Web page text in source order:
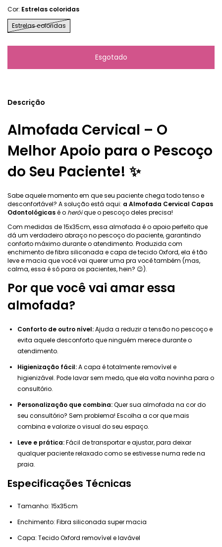
Cor: Estrelas coloridas
Estrelas coloridas
Descrição
Almofada Cervical – O
Melhor Apoio para o Pescoço
do Seu Paciente! ✨
Sabe aquele momento em que seu paciente chega todo tenso e
desconfortável? A solução está aqui: a Almofada Cervical Capas
Odontológicasé o heróique o pescoço deles precisa!
Com medidas de 15x35cm, essa almofada é o apoio perfeito que
dá um verdadeiro abraço no pescoço do paciente, garantindo
conforto máximo durante o atendimento. Produzida com
enchimento de fibra siliconada e capa de tecido Oxford, ela é tão
leve e macia que você vai querer uma pra você também (mas,
calma, essa é só para os pacientes, hein? 😉).
Por que você vai amar essa
almofada?
Conforto de outro nível:Ajuda a reduzir a tensão no pescoço e
evita aquele desconforto que ninguém merece durante o
atendimento.
Higienização fácil:A capa é totalmente removível e
higienizável. Pode lavar sem medo, que ela volta novinha para o
consultório.
Personalização que combina:Quer sua almofada na cor do
seu consultório? Sem problema! Escolha a cor que mais
combina e valorize o visual do seu espaço.
Leve e prática:Fácil de transportar e ajustar, para deixar
qualquer paciente relaxado como se estivesse numa rede na
praia.
Especificações Técnicas
Tamanho: 15x35cm
Enchimento: Fibra siliconada super macia
Capa: Tecido Oxford removível e lavável